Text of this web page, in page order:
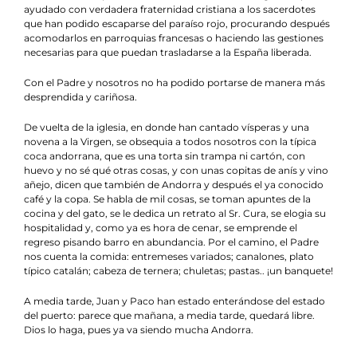
ayudado con verdadera fraternidad cristiana a los sacerdotes
que han podido escaparse del paraíso rojo, procurando después
acomodarlos en parroquias francesas o haciendo las gestiones
necesarias para que puedan trasladarse a la España liberada.
Con el Padre y nosotros no ha podido portarse de manera más
desprendida y cariñosa.
De vuelta de la iglesia, en donde han cantado vísperas y una
novena a la Virgen, se obsequia a todos nosotros con la típica
coca andorrana, que es una torta sin trampa ni cartón, con
huevo y no sé qué otras cosas, y con unas copitas de anís y vino
añejo, dicen que también de Andorra y después el ya conocido
café y la copa. Se habla de mil cosas, se toman apuntes de la
cocina y del gato, se le dedica un retrato al Sr. Cura, se elogia su
hospitalidad y, como ya es hora de cenar, se emprende el
regreso pisando barro en abundancia. Por el camino, el Padre
nos cuenta la comida: entremeses variados; canalones, plato
típico catalán; cabeza de ternera; chuletas; pastas.. ¡un banquete!
A media tarde, Juan y Paco han estado enterándose del estado
del puerto: parece que mañana, a media tarde, quedará libre.
Dios lo haga, pues ya va siendo mucha Andorra.